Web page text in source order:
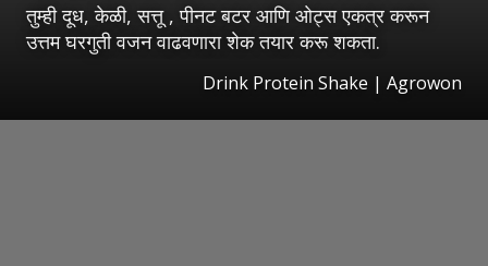
तुम्ही दूध, केळी, सत्तू , पीनट बटर आणि ओट्स एकत्र करून
उत्तम घरगुती वजन वाढवणारा शेक तयार करू शकता.
Drink Protein Shake | Agrowon